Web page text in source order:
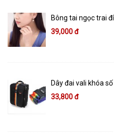
Bông tai ngọc trai
39,000 đ
Dây đai vali khóa số
33,800 đ